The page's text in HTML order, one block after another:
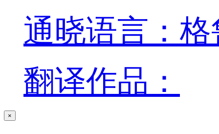
通晓语言：
翻译作品：
×